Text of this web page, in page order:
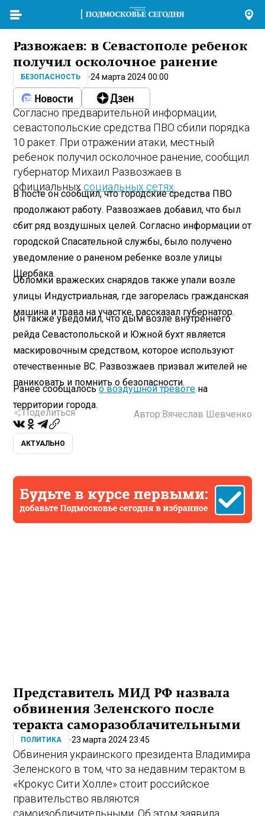
Развожаев: в Севастополе ребенок
получил осколочное ранение
БЕЗОПАСНОСТЬ 24 марта 2024 00:00
Согласно предварительной информации,
севастопольские средства ПВО сбили порядка
10 ракет. При отражении атаки, местный
ребенок получил осколочное ранение, сообщил
губернатор Михаил Развозжаев в
официальных социальных сетях
В посте он сообщил, что городские средства ПВО
продолжают работу. Развозжаев добавил, что был
сбит ряд воздушных целей. Согласно информации от
городской Спасательной службы, было получено
уведомление о раненом ребенке возле улицы
Щербака.
Обломки вражеских снарядов также упали возле
улицы Индустриальная, где загорелась гражданская
машина и трава на участке, рассказал губернатор.
Он также уведомил, что дым возле внутреннего
рейда Севастопольской и Южной бухт является
маскировочным средством, которое используют
отечественные ВС. Развозжаев призвал жителей не
паниковать и помнить о безопасности.
Ранее сообщалосьо воздушной тревоге на
территории города.
Поделиться Автор: Вячеслав Шевченко
АКТУАЛЬНО
Представитель МИД РФ назвала
обвинения Зеленского после
теракта саморазоблачительными
ПОЛИТИКА 23 марта 2024 23:45
Обвинения украинского президента Владимира
Зеленского в том, что за недавним терактом в
«Крокус Сити Холле» стоит российское
правительство являются
самоизобличительными. Об этом заявила